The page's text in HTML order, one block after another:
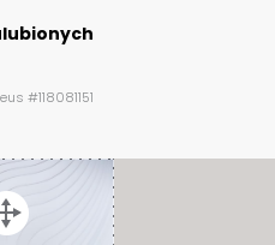
#118081151